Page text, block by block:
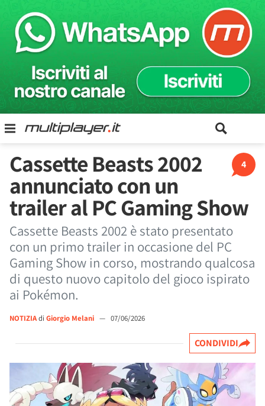
4
Cassette Beasts 2002
annunciato con un
trailer al PC Gaming Show
Cassette Beasts 2002 è stato presentato
con un primo trailer in occasione del PC
Gaming Show in corso, mostrando qualcosa
di questo nuovo capitolo del gioco ispirato
ai Pokémon.
NOTIZIAdi Giorgio Melani — 07/06/2026
CONDIVIDI